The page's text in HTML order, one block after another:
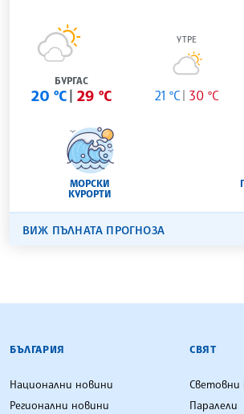
БУРГАС
20 °C 29 °C
УТРЕ
21 °C 30 °C
МОРСКИ
КУРОРТИ
ВИЖ ПЪЛНАТА ПРОГНОЗА
БЪЛГАРСКА
БЪЛГАРИЯ
Национални новини
Регионални новини
СВЯТ
Световни
Паралели